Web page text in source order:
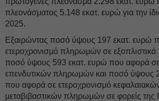
πλεονάσματος 5.148 εκατ. ευρώ για την
2025.
Εξαιρώντας ποσό ύψους 197 εκατ. ευρώ
ετεροχρονισμό πληρωμών σε
ποσό ύψους 593 εκατ. ευρώ που αφορά σε
επενδυτικών πληρωμών και ποσό ύψους
που αφορά σε ετεροχρονισμό
μεταβιβαστικών πληρωμών σε φορείς της